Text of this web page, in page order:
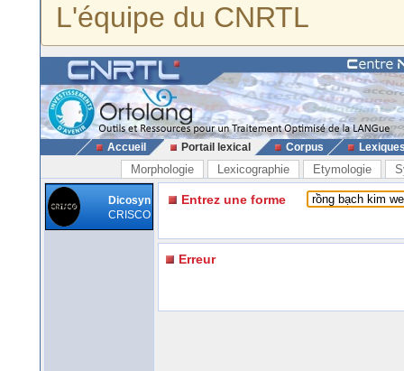
L'équipe du CNRTL
Accueil Portail lexical Corpus
Morphologie Lexicographie Etymologie
Dicosyn
CRISCO
Entrez une forme
Erreur